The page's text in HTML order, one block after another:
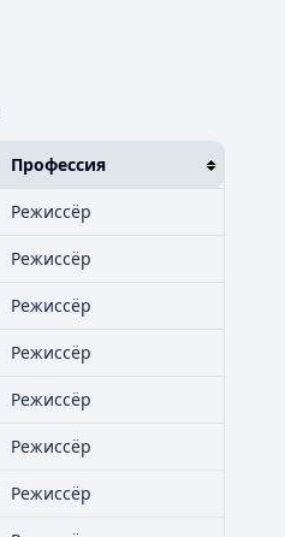
Профессия
Режиссёр
Режиссёр
Режиссёр
Режиссёр
Режиссёр
Режиссёр
Режиссёр